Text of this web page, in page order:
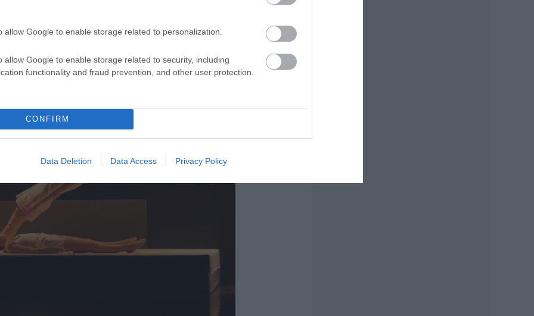
allow Google to enable storage related to personalization.
allow Google to enable storage related to security, including
functionality and fraud prevention, and other user protection.
CONFIRM
Data Deletion Data Access Privacy Policy
legutóbb Orfeusz és Euridiké történetét izgalmas és